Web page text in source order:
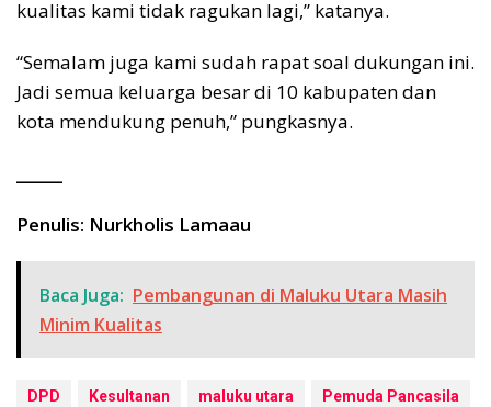
kualitas kami tidak ragukan lagi,” katanya.
“Semalam juga kami sudah rapat soal dukungan ini.
Jadi semua keluarga besar di 10 kabupaten dan
kota mendukung penuh,” pungkasnya.
Penulis: Nurkholis Lamaau
Baca Juga: Pembangunan di Maluku Utara Masih
Minim Kualitas
DPD Kesultanan maluku utara Pemuda Pancasila